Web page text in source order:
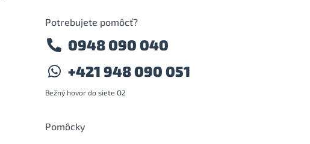
Potrebujete pomôcť?
0948 090 040
+421 948 090 051
Bežný hovor do siete O2
Pomôcky